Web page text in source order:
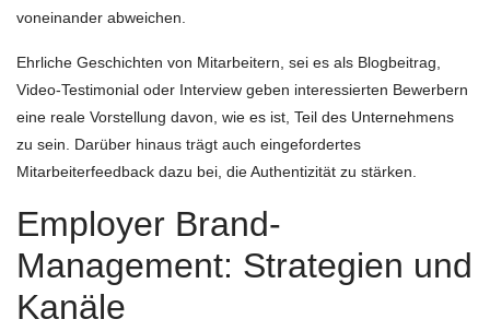
voneinander abweichen.
Ehrliche Geschichten von Mitarbeitern, sei es als Blogbeitrag,
Video-Testimonial oder Interview geben interessierten Bewerbern
eine reale Vorstellung davon, wie es ist, Teil des Unternehmens
zu sein. Darüber hinaus trägt auch eingefordertes
Mitarbeiterfeedback dazu bei, die Authentizität zu stärken.
Employer Brand-
Management: Strategien und
Kanäle